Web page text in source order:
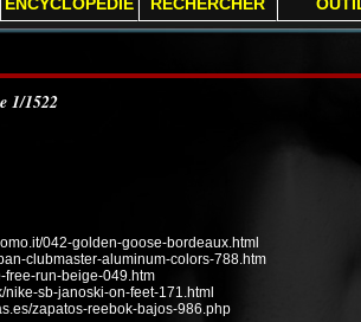
1/1522
042-golden-goose-bordeaux.html
clubmaster-aluminum-colors-788.htm
free-run-beige-049.htm
sb-janoski-on-feet-171.html
zapatos-reebok-bajos-986.php